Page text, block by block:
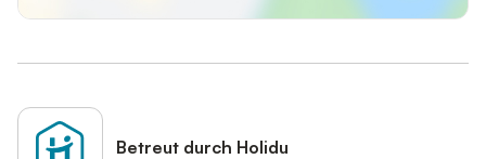
Betreut durch Holidu